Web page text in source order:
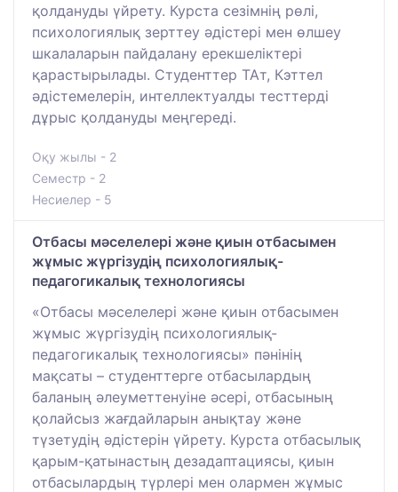
қолдануды үйрету. Курста сезімнің рөлі,
психологиялық зерттеу әдістері мен өлшеу
шкалаларын пайдалану ерекшеліктері
қарастырылады. Студенттер ТАт, Кэттел
әдістемелерін, интеллектуалды тесттерді
дұрыс қолдануды меңгереді.
Оқу жылы - 2
Семестр - 2
Несиелер - 5
Отбасы мәселелері және қиын отбасымен
жұмыс жүргізудің психологиялық-
педагогикалық технологиясы
«Отбасы мәселелері және қиын отбасымен
жұмыс жүргізудің психологиялық-
педагогикалық технологиясы» пәнінің
мақсаты – студенттерге отбасылардың
баланың әлеуметтенуіне әсері, отбасының
қолайсыз жағдайларын анықтау және
түзетудің әдістерін үйрету. Курста отбасылық
қарым-қатынастың дезадаптациясы, қиын
отбасылардың түрлері мен олармен жұмыс